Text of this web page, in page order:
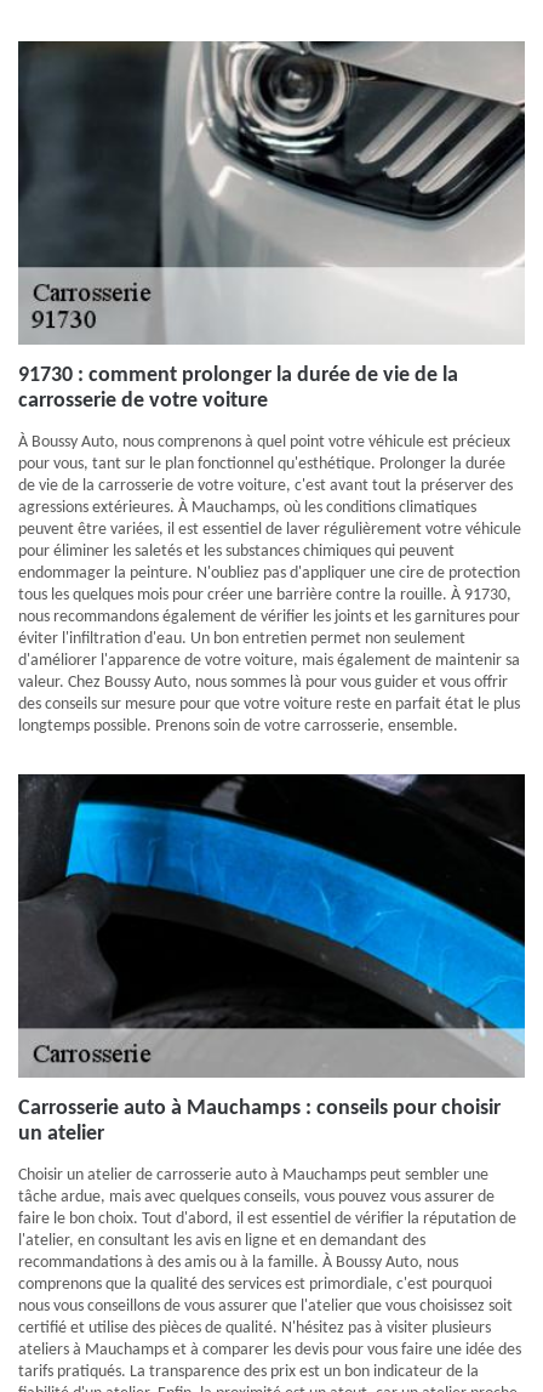
91730 : comment prolonger la durée de vie de la
carrosserie de votre voiture
À Boussy Auto, nous comprenons à quel point votre véhicule est précieux
pour vous, tant sur le plan fonctionnel qu'esthétique. Prolonger la durée
de vie de la carrosserie de votre voiture, c'est avant tout la préserver des
agressions extérieures. À Mauchamps, où les conditions climatiques
peuvent être variées, il est essentiel de laver régulièrement votre véhicule
pour éliminer les saletés et les substances chimiques qui peuvent
endommager la peinture. N'oubliez pas d'appliquer une cire de protection
tous les quelques mois pour créer une barrière contre la rouille. À 91730,
nous recommandons également de vérifier les joints et les garnitures pour
éviter l'infiltration d'eau. Un bon entretien permet non seulement
d'améliorer l'apparence de votre voiture, mais également de maintenir sa
valeur. Chez Boussy Auto, nous sommes là pour vous guider et vous offrir
des conseils sur mesure pour que votre voiture reste en parfait état le plus
longtemps possible. Prenons soin de votre carrosserie, ensemble.
Carrosserie auto à Mauchamps : conseils pour choisir
un atelier
Choisir un atelier de carrosserie auto à Mauchamps peut sembler une
tâche ardue, mais avec quelques conseils, vous pouvez vous assurer de
faire le bon choix. Tout d'abord, il est essentiel de vérifier la réputation de
l'atelier, en consultant les avis en ligne et en demandant des
recommandations à des amis ou à la famille. À Boussy Auto, nous
comprenons que la qualité des services est primordiale, c'est pourquoi
nous vous conseillons de vous assurer que l'atelier que vous choisissez soit
certifié et utilise des pièces de qualité. N'hésitez pas à visiter plusieurs
ateliers à Mauchamps et à comparer les devis pour vous faire une idée des
tarifs pratiqués. La transparence des prix est un bon indicateur de la